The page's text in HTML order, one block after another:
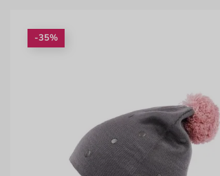
-35%